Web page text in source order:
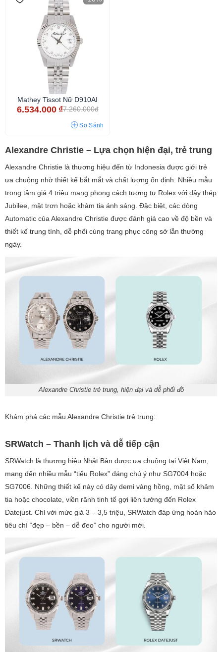
Mathey Tissot Nữ D910AI
6.534.000 ₫7.260.000đ
So Sánh
Alexandre Christie – Lựa chọn hiện đại, trẻ trung
Alexandre Christie là thương hiệu đến từ Indonesia được giới trẻ
ưa chuộng nhờ thiết kế bắt mắt và chất lượng ổn định. Nhiều mẫu
trong tầm giá 4 triệu mang phong cách tương tự Rolex với dây thép
Jubilee, mặt trơn hoặc khảm tia ánh sáng. Đặc biệt, các dòng
Automatic của Alexandre Christie được đánh giá cao về độ bền và
thiết kế trung tính, dễ phối cùng trang phục công sở lẫn thường
ngày.
Alexandre Christie trẻ trung, hiện đại và dễ phối đồ
Khám phá các mẫu Alexandre Christie trẻ trung:
SRWatch – Thanh lịch và dễ tiếp cận
SRWatch là thương hiệu Nhật Bản được ưa chuộng tại Việt Nam,
mang đến nhiều mẫu “tiểu Rolex” đáng chú ý như SG7004 hoặc
SG7006. Những thiết kế này có dây demi vàng hồng, mặt số khảm
tia hoặc chocolate, viền rãnh tinh tế gợi liên tưởng đến Rolex
Datejust. Chỉ với mức giá 3 – 3,5 triệu, SRWatch đáp ứng hoàn hảo
tiêu chí “đẹp – bền – dễ đeo” cho người mới.